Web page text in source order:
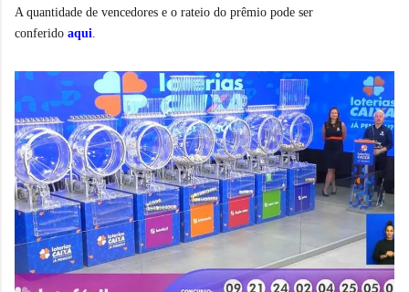
A quantidade de vencedores e o rateio do prêmio pode ser
conferido aqui